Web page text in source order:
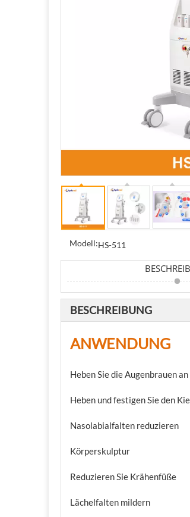
Modell:HS-511
BESCHREIBUNG
ANWENDUNG
Heben Sie die Augenbrauen
Heben und festigen Sie den
Nasolabialfalten reduzieren
Körperskulptur
Reduzieren Sie Krähenfüße
Lächelfalten mildern